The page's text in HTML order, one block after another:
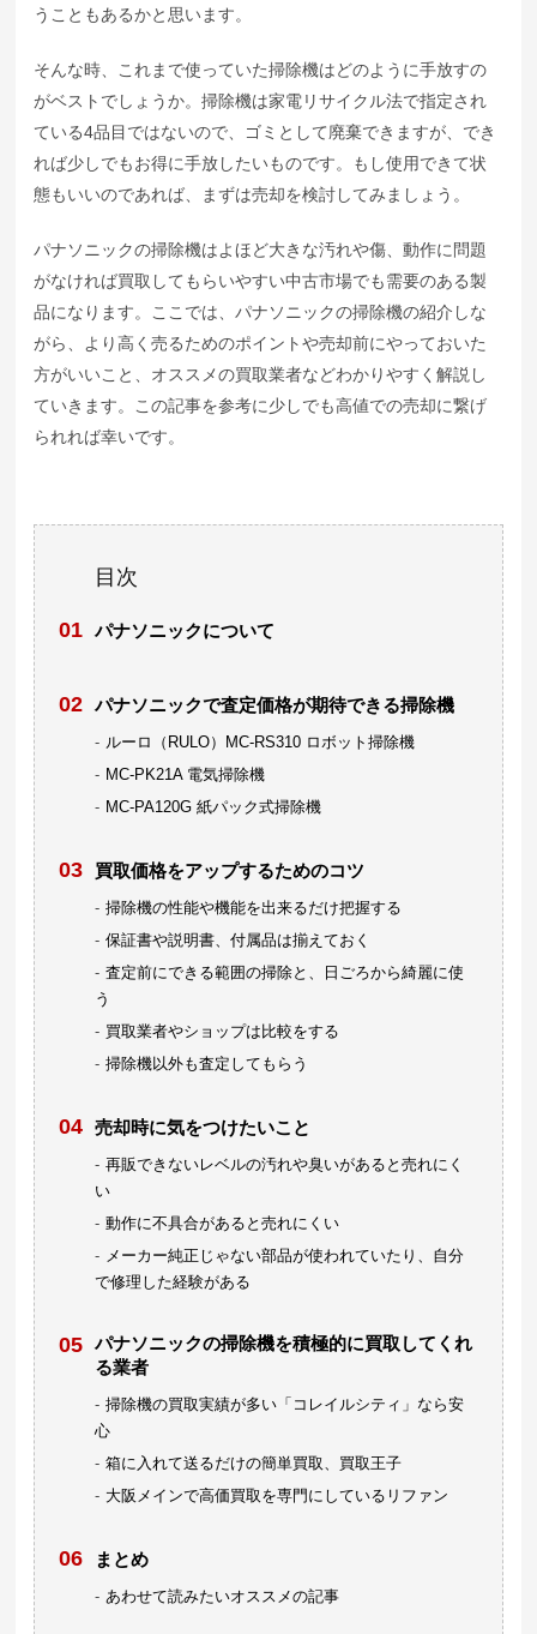
うこともあるかと思います。
そんな時、これまで使っていた掃除機はどのように手放すの
がベストでしょうか。掃除機は家電リサイクル法で指定され
ている4品目ではないので、ゴミとして廃棄できますが、でき
れば少しでもお得に手放したいものです。もし使用できて状
態もいいのであれば、まずは売却を検討してみましょう。
パナソニックの掃除機はよほど大きな汚れや傷、動作に問題
がなければ買取してもらいやすい中古市場でも需要のある製
品になります。ここでは、パナソニックの掃除機の紹介しな
がら、より高く売るためのポイントや売却前にやっておいた
方がいいこと、オススメの買取業者などわかりやすく解説し
ていきます。この記事を参考に少しでも高値での売却に繋げ
られれば幸いです。
目次
パナソニックについて
パナソニックで査定価格が期待できる掃除機
ルーロ（RULO）MC-RS310 ロボット掃除機
MC-PK21A 電気掃除機
MC-PA120G 紙パック式掃除機
買取価格をアップするためのコツ
掃除機の性能や機能を出来るだけ把握する
保証書や説明書、付属品は揃えておく
査定前にできる範囲の掃除と、日ごろから綺麗に使
う
買取業者やショップは比較をする
掃除機以外も査定してもらう
売却時に気をつけたいこと
再販できないレベルの汚れや臭いがあると売れにく
い
動作に不具合があると売れにくい
メーカー純正じゃない部品が使われていたり、自分
で修理した経験がある
パナソニックの掃除機を積極的に買取してくれ
る業者
掃除機の買取実績が多い「コレイルシティ」なら安
心
箱に入れて送るだけの簡単買取、買取王子
大阪メインで高価買取を専門にしているリファン
まとめ
あわせて読みたいオススメの記事